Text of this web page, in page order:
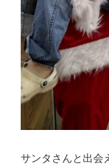
サンタさんと出会